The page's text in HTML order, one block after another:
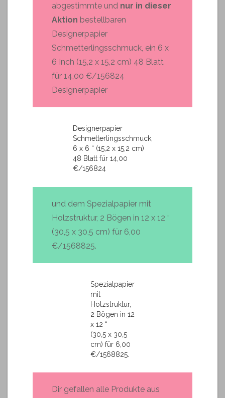
abgestimmte und nur in dieser
Aktion bestellbaren
Designerpapier
Schmetterlingsschmuck, ein 6 x
6 Inch (15,2 x 15,2 cm) 48 Blatt
für 14,00 €/156824
Designerpapier
Designerpapier
Schmetterlingsschmuck,
6 x 6 “ (15,2 x 15,2 cm)
48 Blatt für 14,00
€/156824
und dem Spezialpapier mit
Holzstruktur, 2 Bögen in 12 x 12 “
(30,5 x 30,5 cm) für 6,00
€/1568825.
Spezialpapier
mit
Holzstruktur,
2 Bögen in 12
x 12 “
(30,5 x 30,5
cm) für 6,00
€/1568825.
Dir gefallen alle Produkte aus